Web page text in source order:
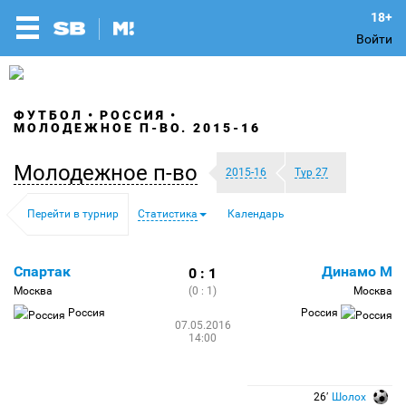
Войти
ФУТБОЛ
РОССИЯ
МОЛОДЕЖНОЕ П-ВО. 2015-16
Молодежное п-во 2015-16 Тур 27
Перейти в турнир Статистика Календарь
Спартак
Москва
Россия
0 : 1
(0 : 1)
07.05.2016
14:00
Динамо М
Москва
Россия
26′ Шолох